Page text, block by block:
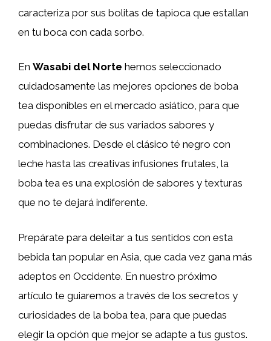
caracteriza por sus bolitas de tapioca que estallan
en tu boca con cada sorbo.
En Wasabi del Norte hemos seleccionado
cuidadosamente las mejores opciones de boba
tea disponibles en el mercado asiático, para que
puedas disfrutar de sus variados sabores y
combinaciones. Desde el clásico té negro con
leche hasta las creativas infusiones frutales, la
boba tea es una explosión de sabores y texturas
que no te dejará indiferente.
Prepárate para deleitar a tus sentidos con esta
bebida tan popular en Asia, que cada vez gana más
adeptos en Occidente. En nuestro próximo
artículo te guiaremos a través de los secretos y
curiosidades de la boba tea, para que puedas
elegir la opción que mejor se adapte a tus gustos.